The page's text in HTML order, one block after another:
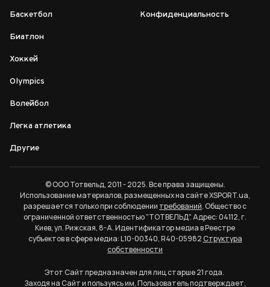
Баскетбол
Биатлон
Хоккей
Olympics
Волейбол
Легка атлетика
Другие
Конфиденциальность
© ООО Тотвельд, 2011 - 2025. Все права защищены.
Использование материалов, размещенных на сайте XSPORT.ua,
разрешается только при соблюдении требований. Общество с
ограниченной ответственностью "ТОТВЕЛЬД". Адрес: 04112, г.
Киев, ул. Рижская, 8-А. Идентификатор медиа в Реестре
субъектов в сфере медиа: L10-00340, R40-05982Структура
собственности
Этот Сайт предназначен для лиц старше 21 года.
Заходя на Сайт и пользуясь им, Пользователь подтверждает,